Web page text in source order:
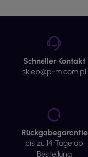
Schneller Kontakt
sklep@p-m.com.pl
Rückgabegarantie
bis zu 14 Tage ab
Bestellung